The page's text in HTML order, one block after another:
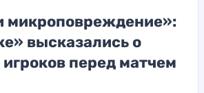
микроповреждение»:
высказались о
перед матчем